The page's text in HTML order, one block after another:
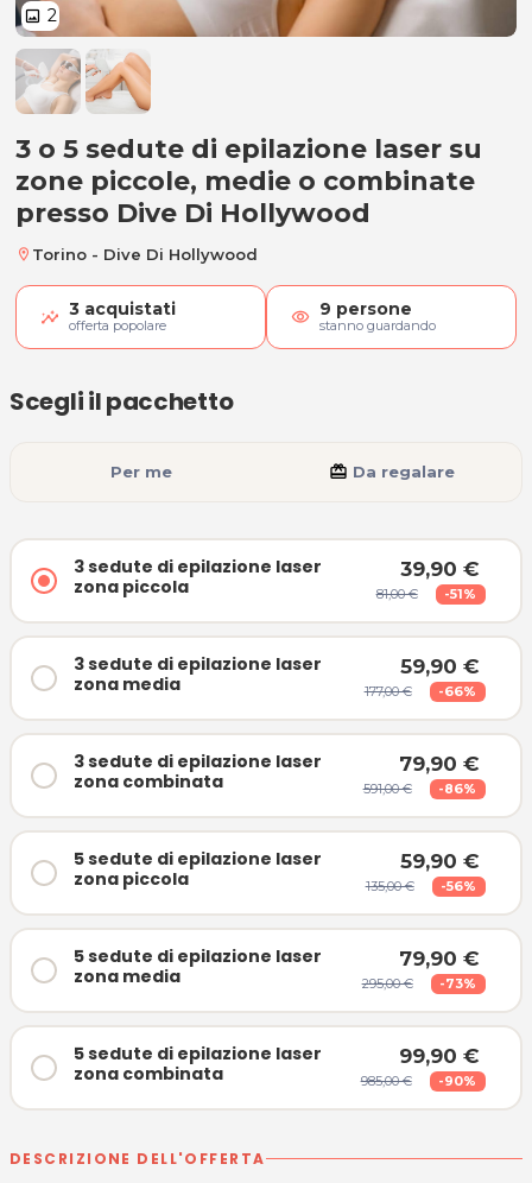
image 2
3 o 5 sedute di epilazione laser
3 o 5 sedute di epilazione laser su
zone piccole, medie o combinate
presso Dive Di Hollywood
location_on Torino - Dive Di Hollywood
3 acquistati
offerta popolare visibility 9 persone
stanno guardando
3 sedute di epilazione laser
zona piccola
39,90 €
81,00 € -51%
3 sedute di epilazione laser
zona media
59,90 €
177,00 € -66%
3 sedute di epilazione laser
zona combinata
79,90 €
591,00 € -86%
5 sedute di epilazione laser
zona piccola
59,90 €
135,00 € -56%
5 sedute di epilazione laser
zona media
79,90 €
295,00 € -73%
5 sedute di epilazione laser
zona combinata
99,90 €
985,00 € -90%
Scegli il pacchetto
Per me card_giftcard Da regalare
DESCRIZIONE DELL'OFFERTA